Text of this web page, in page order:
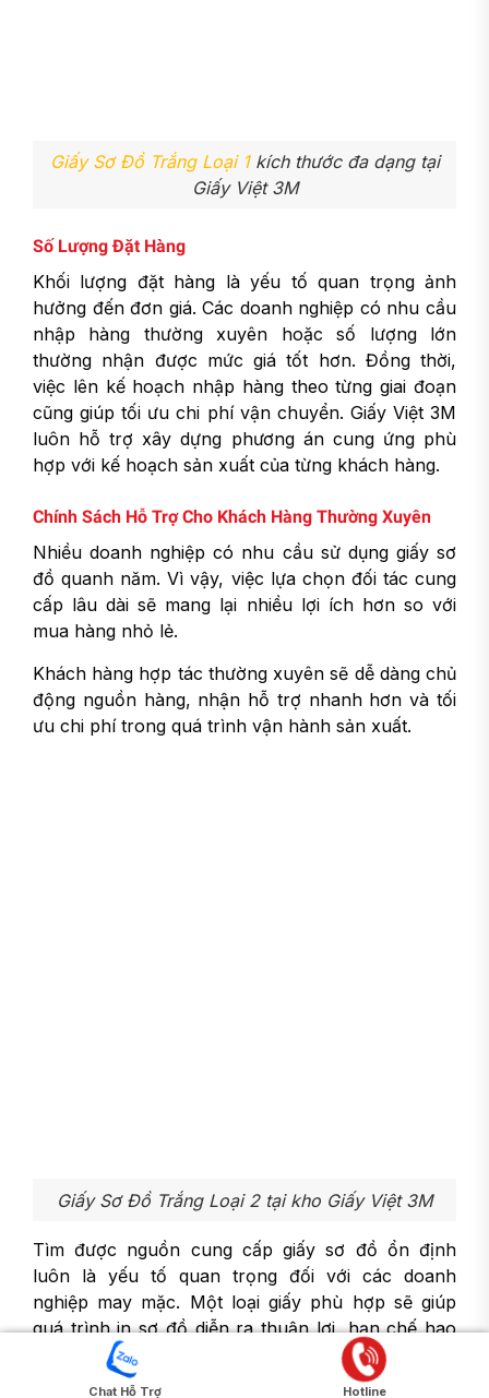
Giấy Sơ Đồ Trắng Loại 1 kích thước đa dạng tại
Giấy Việt 3M
Số Lượng Đặt Hàng
Khối lượng đặt hàng là yếu tố quan trọng ảnh
hưởng đến đơn giá. Các doanh nghiệp có nhu cầu
nhập hàng thường xuyên hoặc số lượng lớn
thường nhận được mức giá tốt hơn. Đồng thời,
việc lên kế hoạch nhập hàng theo từng giai đoạn
cũng giúp tối ưu chi phí vận chuyển. Giấy Việt 3M
luôn hỗ trợ xây dựng phương án cung ứng phù
hợp với kế hoạch sản xuất của từng khách hàng.
Chính Sách Hỗ Trợ Cho Khách Hàng Thường Xuyên
Nhiều doanh nghiệp có nhu cầu sử dụng giấy sơ
đồ quanh năm. Vì vậy, việc lựa chọn đối tác cung
cấp lâu dài sẽ mang lại nhiều lợi ích hơn so với
mua hàng nhỏ lẻ.
Khách hàng hợp tác thường xuyên sẽ dễ dàng chủ
động nguồn hàng, nhận hỗ trợ nhanh hơn và tối
ưu chi phí trong quá trình vận hành sản xuất.
Giấy Sơ Đồ Trắng Loại 2 tại kho Giấy Việt 3M
Tìm được nguồn cung cấp giấy sơ đồ ổn định
luôn là yếu tố quan trọng đối với các doanh
nghiệp may mặc. Một loại giấy phù hợp sẽ giúp
quá trình in sơ đồ diễn ra thuận lợi, hạn chế hao
hụt và hỗ trợ duy trì tiến độ sản xuất.
Chat Hỗ Trợ Hotline